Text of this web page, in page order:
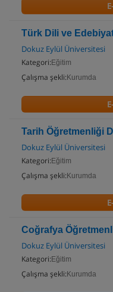
Türk Dili ve
Dokuz Eylül Üniversitesi
Kategori: Eğitim
Çalışma şekli: Kurumda
Tarih Öğretmenliği
Dokuz Eylül Üniversitesi
Kategori: Eğitim
Çalışma şekli: Kurumda
Coğrafya
Dokuz Eylül Üniversitesi
Kategori: Eğitim
Çalışma şekli: Kurumda